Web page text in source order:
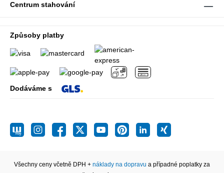
Centrum stahování
Způsoby platby
Dodáváme s
Všechny ceny včetně DPH + náklady na dopravu a případné poplatky za